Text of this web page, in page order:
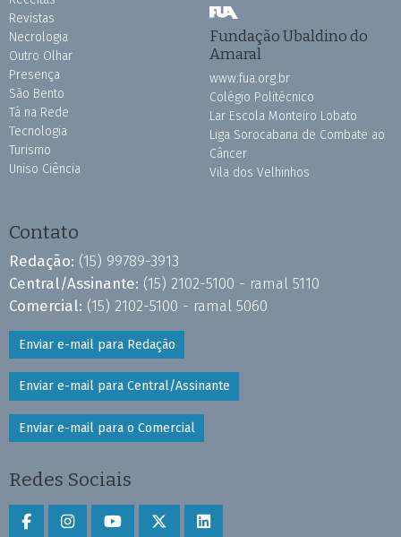
Revistas
Necrologia
Outro Olhar
Presença
São Bento
Tá na Rede
Tecnologia
Turismo
Uniso Ciência
Fundação Ubaldino do
Amaral
www.fua.org.br
Colégio Politécnico
Lar Escola Monteiro Lobato
Liga Sorocabana de Combate ao
Câncer
Vila dos Velhinhos
Contato
Redação: (15) 99789-3913
Central/Assinante: (15) 2102-5100 - ramal 5110
Comercial: (15) 2102-5100 - ramal 5060
Enviar e-mail para Redação
Enviar e-mail para Central/Assinante
Enviar e-mail para o Comercial
Redes Sociais